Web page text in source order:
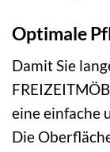
Optimale
Damit Sie
eine einfache
Die